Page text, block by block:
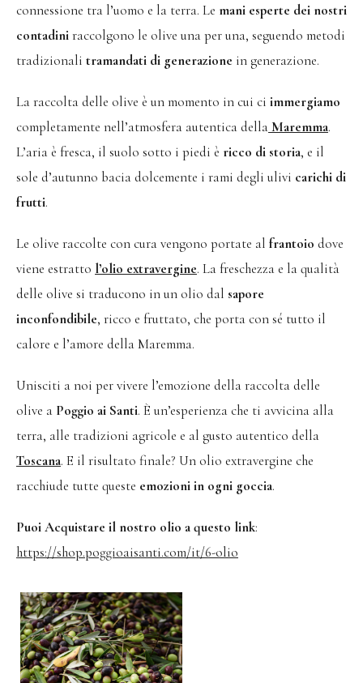
connessione tra l’uomo e la terra. Le mani esperte dei nostri
contadiniraccolgono le olive una per una, seguendo metodi
tradizionali tramandati di generazione in generazione.
La raccolta delle olive è un momento in cui ci immergiamo
completamente nell’atmosfera autentica dellaMaremma.
L’aria è fresca, il suolo sotto i piedi è ricco di storia, e il
sole d’autunno bacia dolcemente i rami degli ulivi carichi di
frutti.
Le olive raccolte con cura vengono portate al frantoio dove
viene estratto l’olio extravergine. La freschezza e la qualità
delle olive si traducono in un olio dal sapore
inconfondibile, ricco e fruttato, che porta con sé tutto il
calore e l’amore della Maremma.
Unisciti a noi per vivere l’emozione della raccolta delle
olive a Poggio ai Santi. È un’esperienza che ti avvicina alla
terra, alle tradizioni agricole e al gusto autentico della
Toscana. E il risultato finale? Un olio extravergine che
racchiude tutte queste emozioni in ogni goccia.
Puoi Acquistare il nostro olio a questo link:
https://shop.poggioaisanti.com/it/6-olio